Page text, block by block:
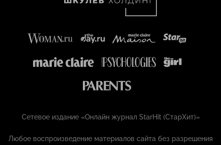
Сетевое издание «Онлайн журнал StarHit (СтарХит)»
Любое воспроизведение материалов сайта без разрешения